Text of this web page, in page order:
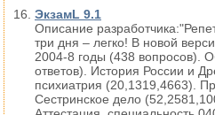
ЭкзамL 9.1
Описание
три дня – легко! В новой
2004-8 годы (438 вопросов).
ответов). История России и
психиатрия (20,1319,4663).
Сестринское дело